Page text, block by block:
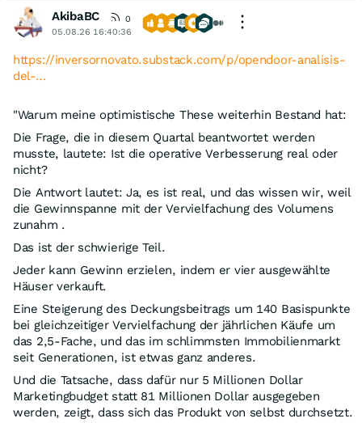
AkibaBC
0
05.08.26 16:40:36
https://inversornovato.substack.com/p/opendoor-analisis-
del-…
"Warum meine optimistische These weiterhin Bestand hat:
Die Frage, die in diesem Quartal beantwortet werden
musste, lautete: Ist die operative Verbesserung real oder
nicht?
Die Antwort lautet: Ja, es ist real, und das wissen wir, weil
die Gewinnspanne mit der Vervielfachung des Volumens
zunahm .
Das ist der schwierige Teil.
Jeder kann Gewinn erzielen, indem er vier ausgewählte
Häuser verkauft.
Eine Steigerung des Deckungsbeitrags um 140 Basispunkte
bei gleichzeitiger Vervielfachung der jährlichen Käufe um
das 2,5-Fache, und das im schlimmsten Immobilienmarkt
seit Generationen, ist etwas ganz anderes.
Und die Tatsache, dass dafür nur 5 Millionen Dollar
Marketingbudget statt 81 Millionen Dollar ausgegeben
werden, zeigt, dass sich das Produkt von selbst durchsetzt.